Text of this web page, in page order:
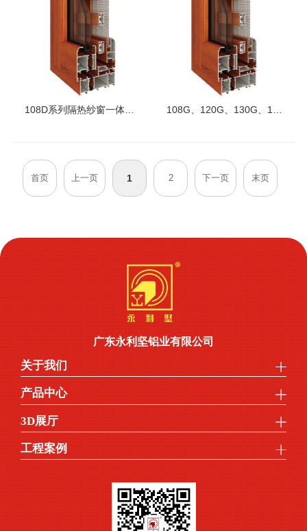
首页 上一页 1 2 下一页 末页
广东永利坚铝业有限公司
关于我们
产品中心
3D展厅
工程案例